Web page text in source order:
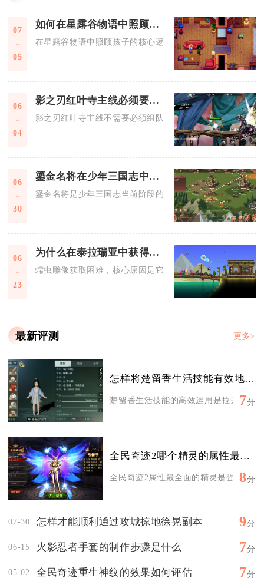
07
05
如何在星露谷物语中照顾孩子
在星露谷物语中照顾孩子的核心逻辑是依照四个固定成长阶
06
04
影之刃红叶寺主线必须要组队完成吗
影之刃红叶寺主线不需要必须组队完成，该副本支持单人全
06
30
鎏金名将在少年三国志中的地位有多重要
鎏金名将是少年三国志当前阶段的核心战力天花板，决定阵
06
23
为什么在泰拉瑞亚中获得蠕虫雕像如此困难
蠕虫雕像获取困难，核心原因是它无法自然生成、只能手动
最新评测 更多>
怎样将楚留香生活技能有效地应用在实际中
楚留香生活技能的高效运用是拉开玩家
7分
全民奇迹2哪个精灵的属性最全面
全民奇迹2属性最全面的精灵是强化恶魔
8分
07-30 怎样才能顺利通过攻城掠地徐晃副本 9分
06-15 火影忍者手套的制作步骤是什么 7分
05-02 全民奇迹重生神纹的效果如何评估 7分